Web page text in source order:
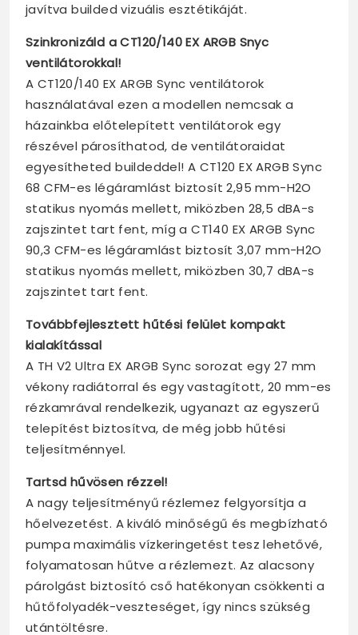
javítva builded vizuális esztétikáját.
Szinkronizáld a CT120/140 EX ARGB Snyc
ventilátorokkal!
A CT120/140 EX ARGB Sync ventilátorok
használatával ezen a modellen nemcsak a
házainkba előtelepített ventilátorok egy
részével párosíthatod, de ventilátoraidat
egyesítheted buildeddel! A CT120 EX ARGB Sync
68 CFM-es légáramlást biztosít 2,95 mm-H2O
statikus nyomás mellett, miközben 28,5 dBA-s
zajszintet tart fent, míg a CT140 EX ARGB Sync
90,3 CFM-es légáramlást biztosít 3,07 mm-H2O
statikus nyomás mellett, miközben 30,7 dBA-s
zajszintet tart fent.
Továbbfejlesztett hűtési felület kompakt
kialakítással
A TH V2 Ultra EX ARGB Sync sorozat egy 27 mm
vékony radiátorral és egy vastagított, 20 mm-es
rézkamrával rendelkezik, ugyanazt az egyszerű
telepítést biztosítva, de még jobb hűtési
teljesítménnyel.
Tartsd hűvösen rézzel!
A nagy teljesítményű rézlemez felgyorsítja a
hőelvezetést. A kiváló minőségű és megbízható
pumpa maximális vízkeringetést tesz lehetővé,
folyamatosan hűtve a rézlemezt. Az alacsony
párolgást biztosító cső hatékonyan csökkenti a
hűtőfolyadék-veszteséget, így nincs szükség
utántöltésre.